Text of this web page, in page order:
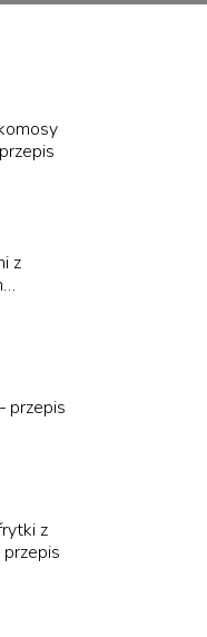
z
przepis
z